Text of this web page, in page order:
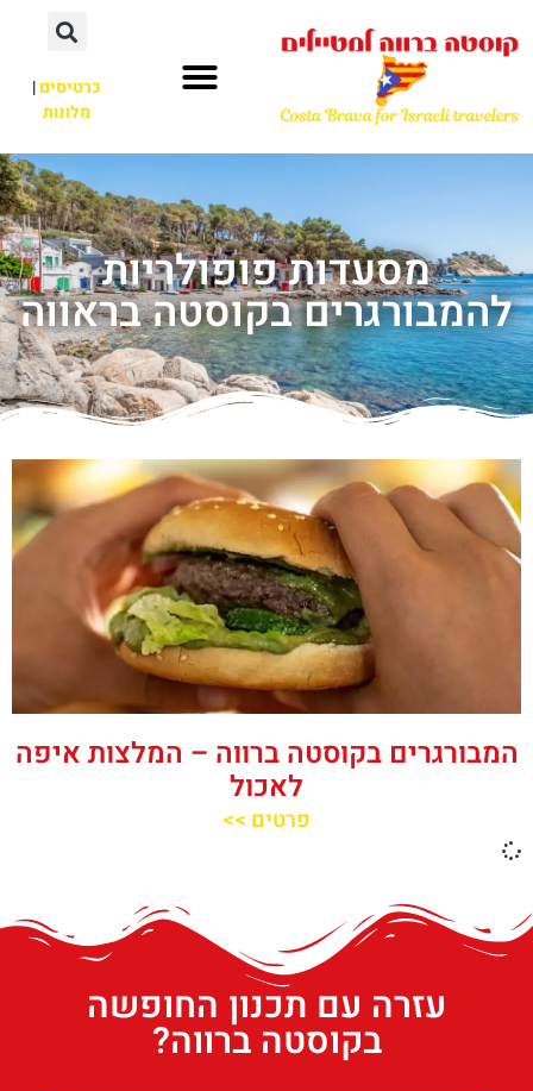
כרטיסים|
מלונות
מסעדות פופולריות
להמבורגרים בקוסטה בראווה
המבורגרים בקוסטה ברווה – המלצות איפה
לאכול
פרטים >>
עזרה עם תכנון החופשה
בקוסטה ברווה?